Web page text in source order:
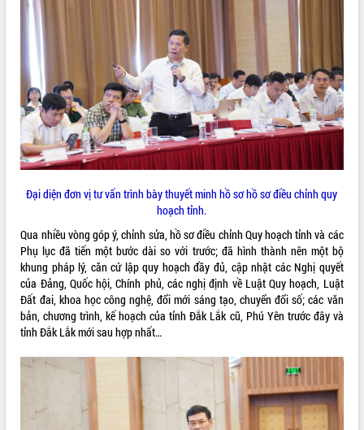
Khám bệnh, cấp phát thuốc miễn phí
và tặng quà người dân xã Cư Pui
Hội nghị UBND tỉnh Đắk Lắk thường kỳ
tháng 7/2026
Lễ truy tặng danh hiệu “Bà Mẹ Việt
Nam Anh hùng” và trao Huân chương
UBND tỉnh Đắk Lắk triển khai nhiệm
vụ 6 tháng cuối năm 2026
Kỳ họp thứ Hai, Hội đồng nhân dân
tỉnh khóa XI quyết nghị nhiều nội dung
quan trọng
Bí thư Tỉnh ủy Lương Nguyễn Minh
cách mạng
Rà soát, hoàn thiện hệ thống thiết chế
văn hóa, thể thao đáp ứng yêu cầu
phát triển mới
ALBUM ẢNH
Đại diện đơn vị tư vấn trình bày thuyết minh hồ sơ hồ sơ điều chỉnh quy
hoạch tỉnh.
Qua nhiều vòng góp ý, chỉnh sửa, hồ sơ điều chỉnh Quy hoạch tỉnh và các
Phụ lục đã tiến một bước dài so với trước; đã hình thành nên một bộ
khung pháp lý, căn cứ lập quy hoạch đầy đủ, cập nhật các Nghị quyết
của Đảng, Quốc hội, Chính phủ, các nghị định về Luật Quy hoạch, Luật
Đất đai, khoa học công nghệ, đổi mới sáng tạo, chuyển đổi số; các văn
bản, chương trình, kế hoạch của tỉnh Đắk Lắk cũ, Phú Yên trước đây và
tỉnh Đắk Lắk mới sau hợp nhất…